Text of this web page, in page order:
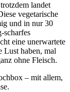
landet
vegetarische
und in nur 30
scharfes
eine unerwartete
Lust haben, mal
ohne Fleisch.
– mit allem,